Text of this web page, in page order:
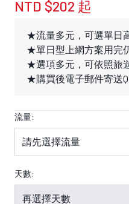
NTD $202 起
★流量多元，可選單日
★單日型上網方案用完
★選項多元，可依照旅
★購買後電子郵件寄送
流量:
天數: